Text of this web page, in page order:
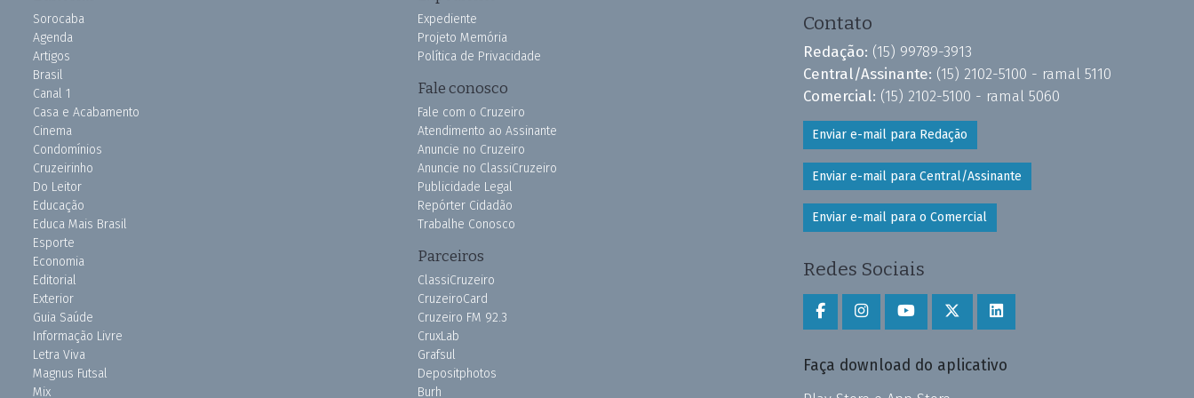
Sorocaba
Agenda
Artigos
Brasil
Canal 1
Casa e Acabamento
Cinema
Condomínios
Cruzeirinho
Do Leitor
Educação
Educa Mais Brasil
Esporte
Economia
Editorial
Exterior
Guia Saúde
Informação Livre
Letra Viva
Magnus Futsal
Mix
Expediente
Projeto Memória
Política de Privacidade
Fale conosco
Fale com o Cruzeiro
Atendimento ao Assinante
Anuncie no Cruzeiro
Anuncie no ClassiCruzeiro
Publicidade Legal
Repórter Cidadão
Trabalhe Conosco
Parceiros
ClassiCruzeiro
CruzeiroCard
Cruzeiro FM 92.3
CruxLab
Grafsul
Depositphotos
Burh
Contato
Redação: (15) 99789-3913
Central/Assinante: (15) 2102-5100 - ramal 5110
Comercial: (15) 2102-5100 - ramal 5060
Enviar e-mail para Redação
Enviar e-mail para Central/Assinante
Enviar e-mail para o Comercial
Redes Sociais
Faça download do aplicativo